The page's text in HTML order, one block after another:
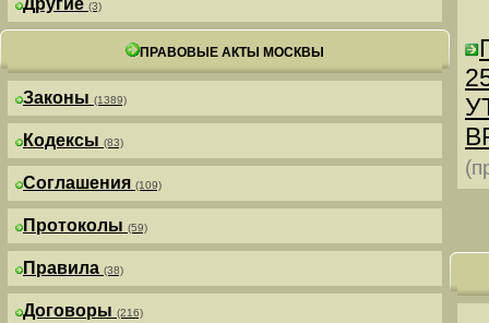
Другие (3)
ПРАВОВЫЕ АКТЫ МОСКВЫ
Законы (1389)
Кодексы (83)
Соглашения (109)
Протоколы (59)
Правила (38)
Договоры (216)